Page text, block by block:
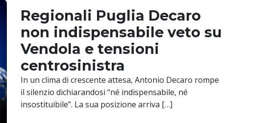
Regionali Puglia Decaro
non indispensabile veto su
Vendola e tensioni
centrosinistra
In un clima di crescente attesa, Antonio Decaro rompe
il silenzio dichiarandosi “né indispensabile, né
insostituibile”. La sua posizione arriva […]